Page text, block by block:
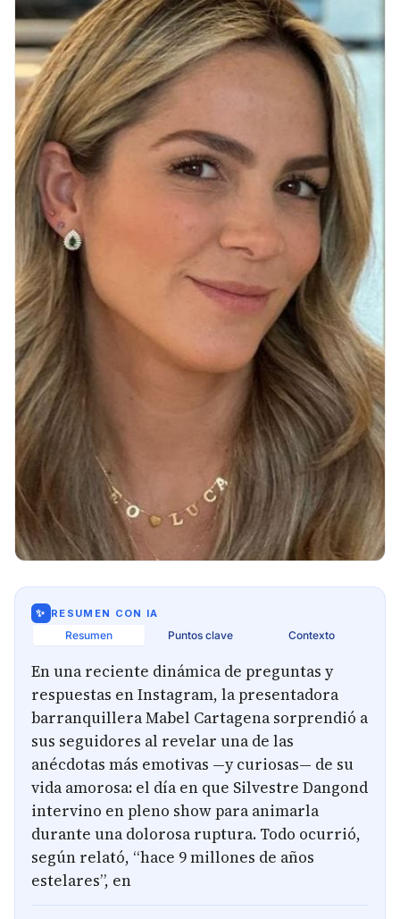
✨ RESUMEN CON IA
Resumen Puntos clave Contexto
En una reciente dinámica de preguntas y
respuestas en Instagram, la presentadora
barranquillera Mabel Cartagena sorprendió a
sus seguidores al revelar una de las
anécdotas más emotivas —y curiosas— de su
vida amorosa: el día en que Silvestre Dangond
intervino en pleno show para animarla
durante una dolorosa ruptura. Todo ocurrió,
según relató, “hace 9 millones de años
estelares”, en